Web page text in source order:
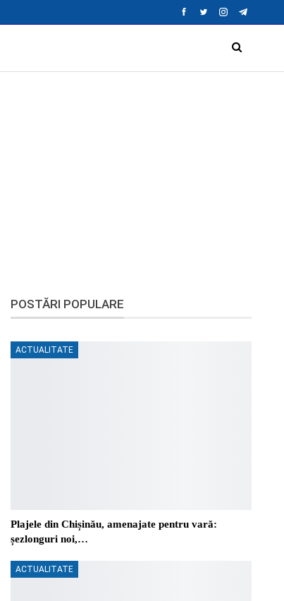
POSTĂRI POPULARE
ACTUALITATE
Plajele din Chișinău, amenajate pentru vară:
șezlonguri noi,…
ACTUALITATE